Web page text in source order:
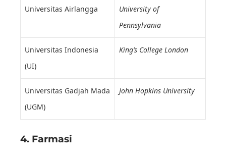
Universitas Airlangga
University of
Pennsylvania
Universitas Indonesia
(UI)
King’s College London
Universitas Gadjah Mada
(UGM)
John Hopkins University
4. Farmasi